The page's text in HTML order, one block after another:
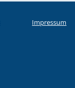
Impressum